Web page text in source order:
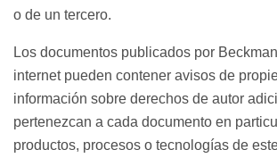
o de un tercero.
Los documentos publicados por
internet pueden contener avisos de
información sobre derechos de autor
pertenezcan a cada documento en
productos, procesos o tecnologías de